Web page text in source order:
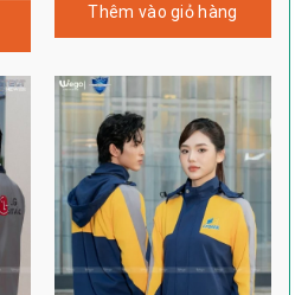
Thêm vào giỏ hàng